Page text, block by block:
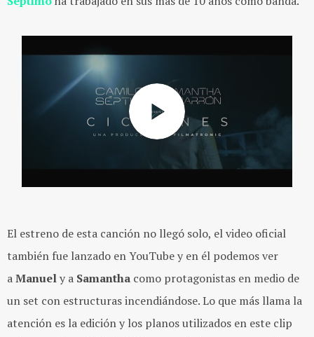
El estreno de esta canción no llegó solo, el video oficial
también fue lanzado en YouTube y en él podemos ver
aManuely a Samantha como protagonistas en medio de
un set con estructuras incendiándose. Lo que más llama la
atención es la edición y los planos utilizados en este clip